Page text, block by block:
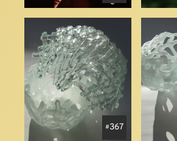
367